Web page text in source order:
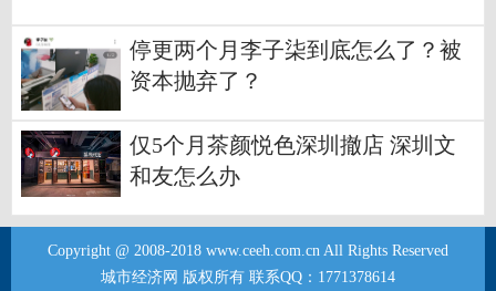
停更两个月李子柒到底怎么了？被
资本抛弃了？
仅5个月茶颜悦色深圳撤店 深圳文
和友怎么办
Copyright @ 2008-2018 www.ceeh.com.cn All Rights Reserved
城市经济网 版权所有 联系QQ：1771378614